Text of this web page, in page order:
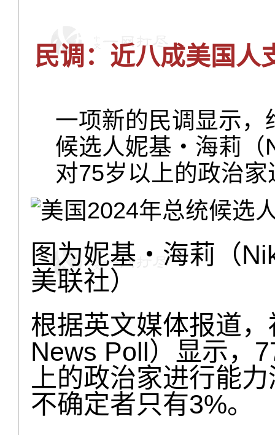
民调：近八成美国人
一项新的民调显示
候选人妮基‧海莉（
对75岁以上的政治
图为妮基‧海莉（
美联社）
根据英文媒体报道
News Poll）显示，
上的政治家进行能
不确定者只有3%。